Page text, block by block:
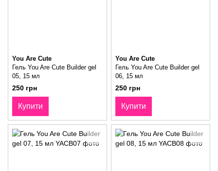
You Are Cute
Гель You Are Cute Builder gel
05, 15 мл
250 грн
Купити
You Are Cute
Гель You Are Cute Builder gel
06, 15 мл
250 грн
Купити